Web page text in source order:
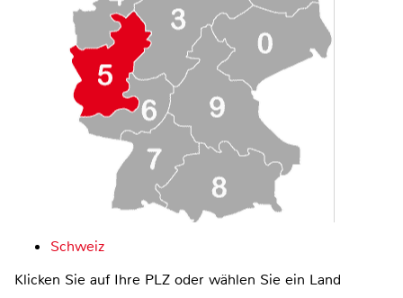
Schweiz
Klicken Sie auf Ihre PLZ oder wählen Sie ein Land